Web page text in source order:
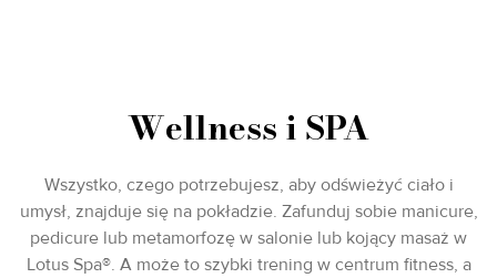
Wellness i SPA
Wszystko, czego potrzebujesz, aby odświeżyć ciało i
umysł, znajduje się na pokładzie. Zafunduj sobie manicure,
pedicure lub metamorfozę w salonie lub kojący masaż w
Lotus Spa®. A może to szybki trening w centrum fitness, a